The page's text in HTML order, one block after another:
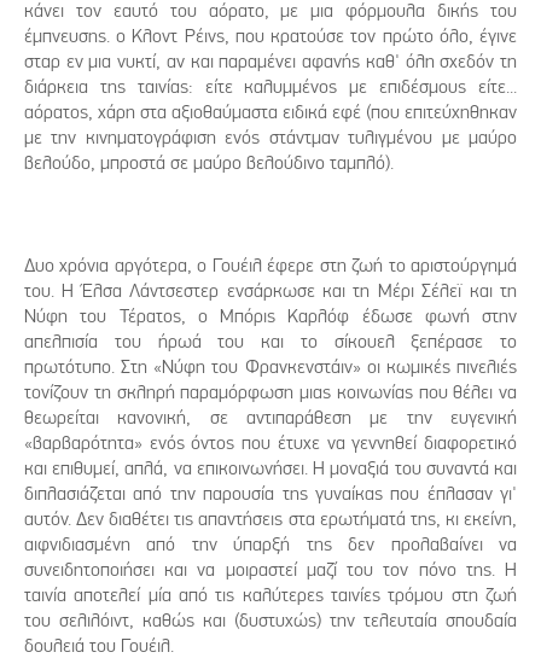
κάνει τον εαυτό του αόρατο, με μια φόρμουλα δικής του
έμπνευσης. ο Κλοντ Ρέινς, που κρατούσε τον πρώτο όλο, έγινε
σταρ εν μια νυκτί, αν και παραμένει αφανής καθ' όλη σχεδόν τη
διάρκεια της ταινίας: είτε καλυμμένος με επιδέσμους είτε...
αόρατος, χάρη στα αξιοθαύμαστα ειδικά εφέ (που επιτεύχηθηκαν
με την κινηματογράφιση ενός στάντμαν τυλιγμένου με μαύρο
βελούδο, μπροστά σε μαύρο βελούδινο ταμπλό).
Δυο χρόνια αργότερα, ο Γουέιλ έφερε στη ζωή το αριστούργημά
του. Η Έλσα Λάντσεστερ ενσάρκωσε και τη Μέρι Σέλεϊ και τη
Νύφη του Τέρατος, ο Μπόρις Καρλόφ έδωσε φωνή στην
απελπισία του ήρωά του και το σίκουελ ξεπέρασε το
πρωτότυπο. Στη «Νύφη του Φρανκενστάιν» οι κωμικές πινελιές
τονίζουν τη σκληρή παραμόρφωση μιας κοινωνίας που θέλει να
θεωρείται κανονική, σε αντιπαράθεση με την ευγενική
«βαρβαρότητα» ενός όντος που έτυχε να γεννηθεί διαφορετικό
και επιθυμεί, απλά, να επικοινωνήσει. Η μοναξιά του συναντά και
διπλασιάζεται από την παρουσία της γυναίκας που έπλασαν γι'
αυτόν. Δεν διαθέτει τις απαντήσεις στα ερωτήματά της, κι εκείνη,
αιφνιδιασμένη από την ύπαρξή της δεν προλαβαίνει να
συνειδητοποιήσει και να μοιραστεί μαζί του τον πόνο της. Η
ταινία αποτελεί μία από τις καλύτερες ταινίες τρόμου στη ζωή
του σελιλόιντ, καθώς και (δυστυχώς) την τελευταία σπουδαία
δουλειά του Γουέιλ.